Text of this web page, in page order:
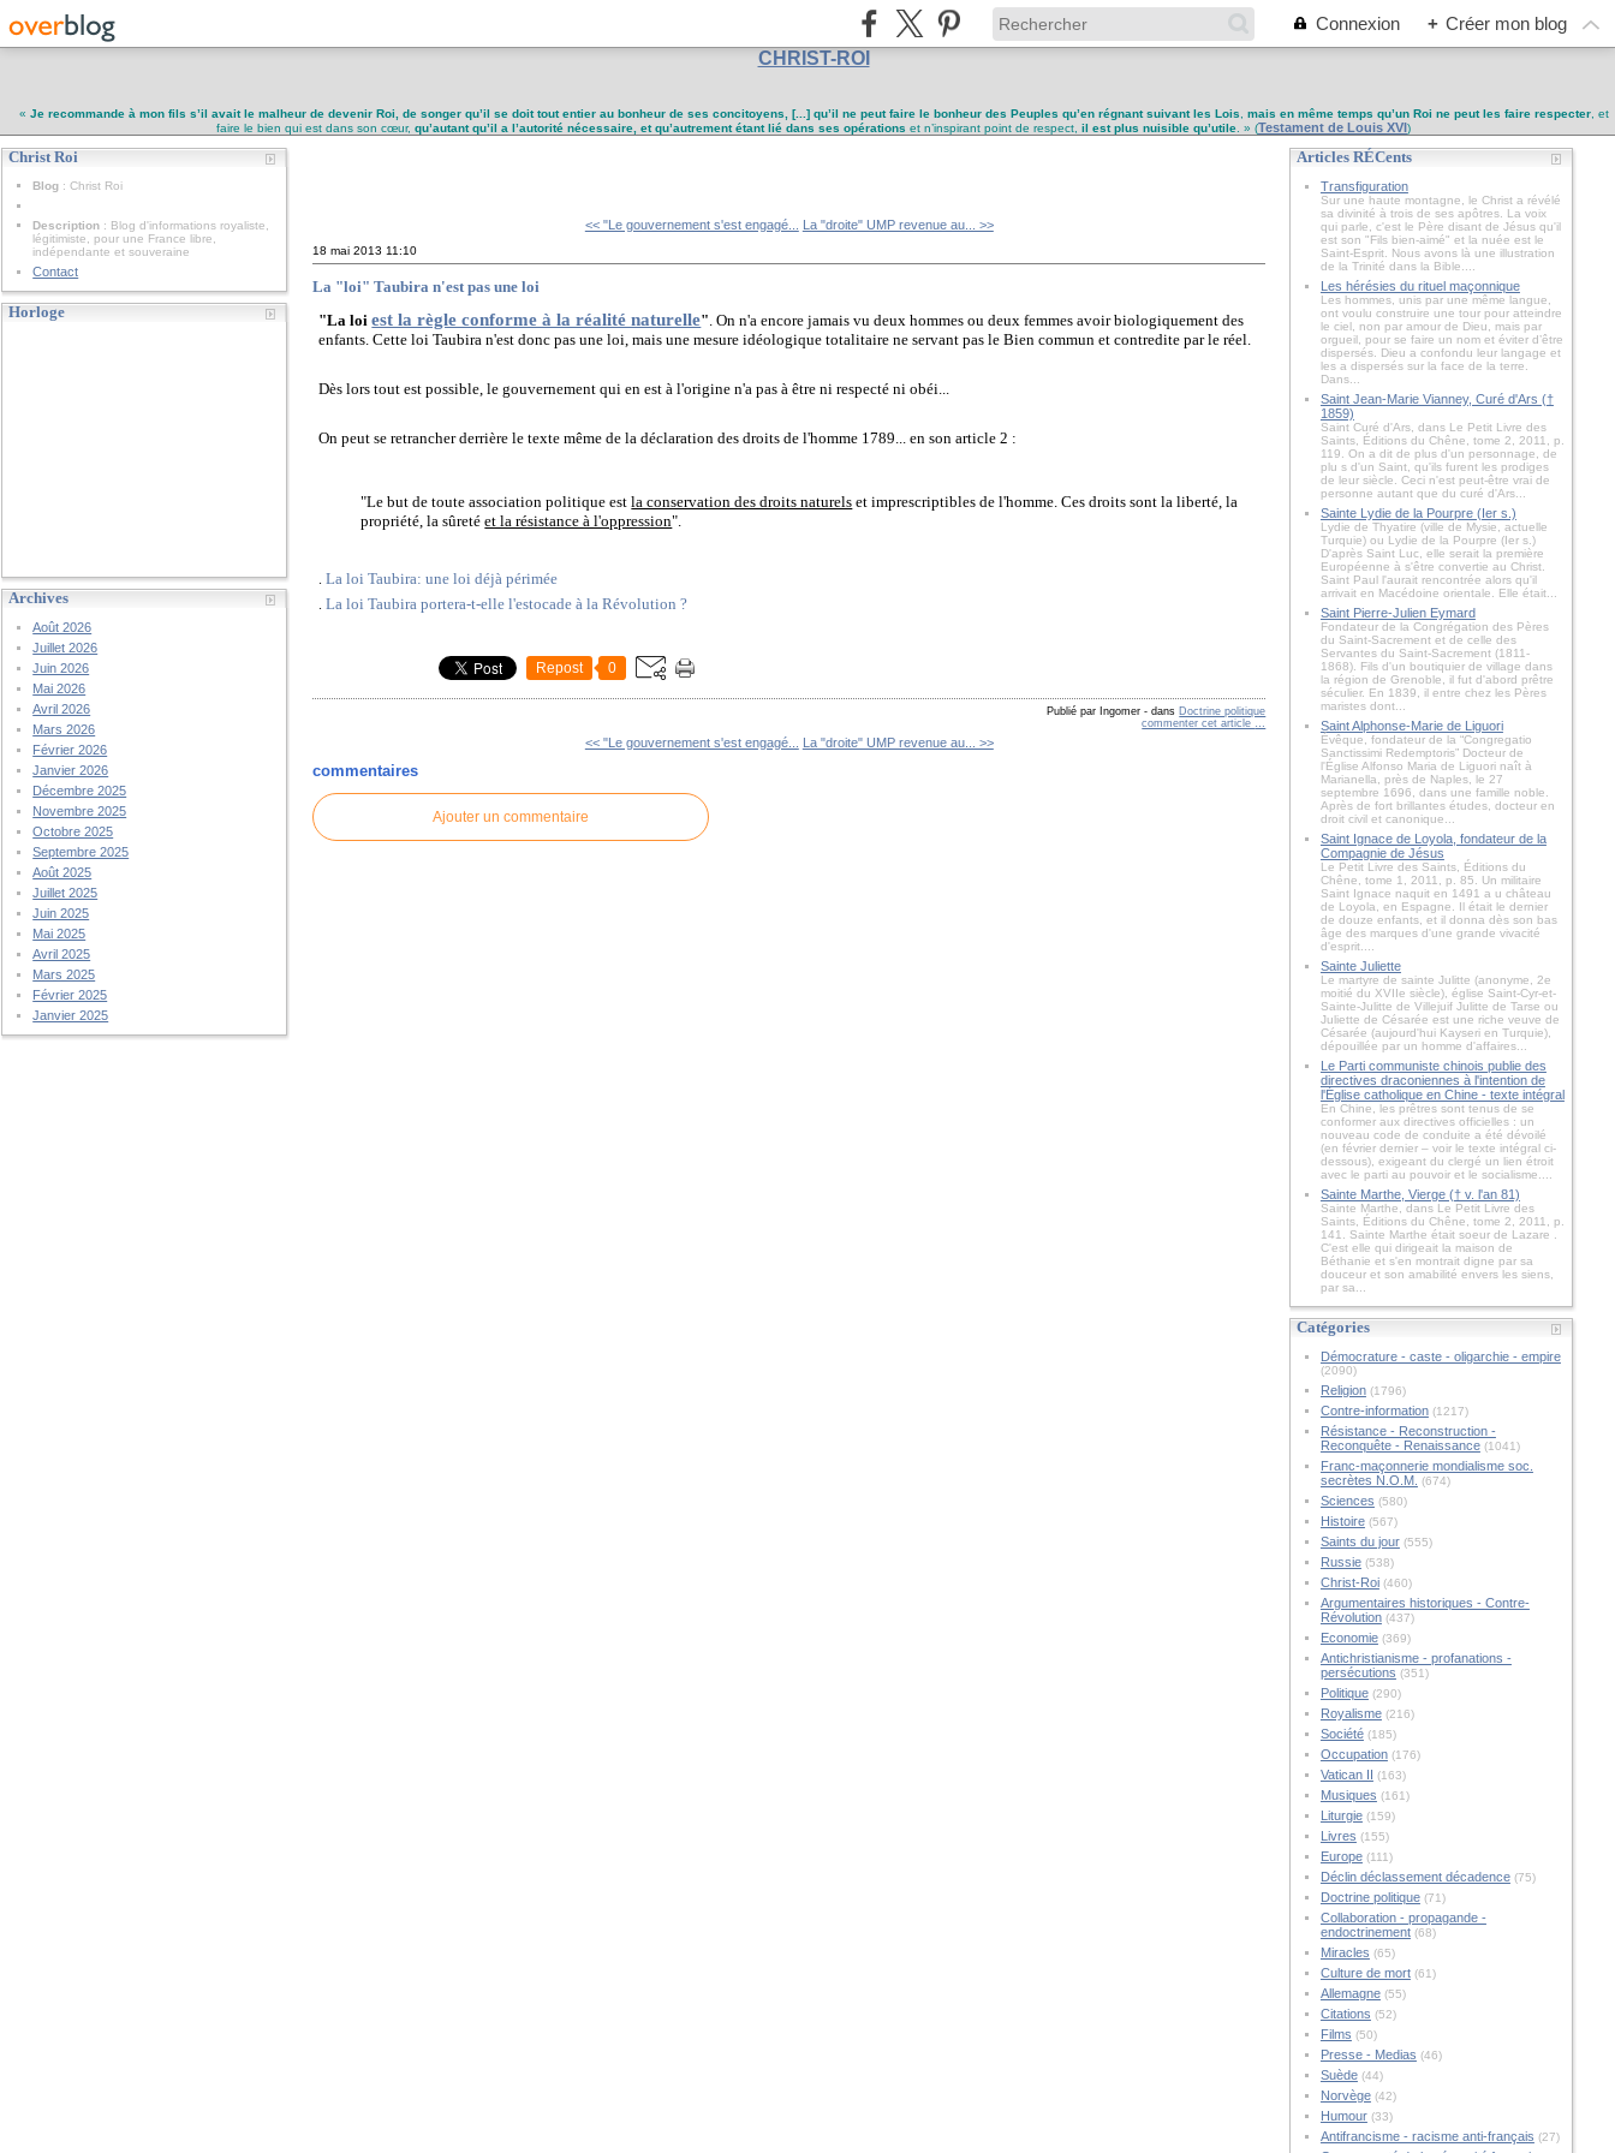
Connexion + Créer mon blog
CHRIST-ROI
« Je recommande à mon fils s’il avait le malheur de devenir Roi, de songer qu’il se doit tout entier au bonheur de ses concitoyens, [...] qu’il ne peut faire le bonheur des Peuples qu’en régnant suivant les Lois mais en même temps qu’un Roi ne peut les faire respecter, et
faire le bien qui est dans son cœur, qu’autant qu’il a l’autorité nécessaire, et qu’autrement étant lié dans ses opérations et n’inspirant point de respect, il est plus nuisible qu’utile . » (Testament de Louis XVI)
Christ Roi
Blog : Christ Roi
Description : Blog d'informations royaliste,
légitimiste, pour une France libre,
indépendante et souveraine
Contact
Horloge
Archives
Août 2026
Juillet 2026
Juin 2026
Mai 2026
Avril 2026
Mars 2026
Février 2026
Janvier 2026
Décembre 2025
Novembre 2025
Octobre 2025
Septembre 2025
Août 2025
Juillet 2025
Juin 2025
Mai 2025
Avril 2025
Mars 2025
Février 2025
Janvier 2025
<< "Le gouvernement s'est engagé... La "droite" UMP revenue au... >>
18 mai 2013 11:10
La "loi" Taubira n'est pas une loi
"La loiest la règle conforme à la réalité naturelle" On n'a encore jamais vu deux hommes ou deux femmes avoir biologiquement des
enfants. Cette loi Taubira n'est donc pas une loi, mais une mesure idéologique totalitaire ne servant pas le Bien commun et contredite par le réel.
Dès lors tout est possible, le gouvernement qui en est à l'origine n'a pas à être ni respecté ni obéi...
On peut se retrancher derrière le texte même de la déclaration des droits de l'homme 1789... en son article 2 :
"Le but de toute association politique estla conservation des droits naturels et imprescriptibles de l'homme. Ces droits sont la liberté, la
propriété, la sûretéet la résistance à l'oppression".
.La loi Taubira: une loi déjà périmée
.La loi Taubira portera-t-elle l'estocade à la Révolution ?
Repost 0
Publié par Ingomer - dans Doctrine politique
commenter cet article
<< "Le gouvernement s'est engagé... La "droite" UMP revenue au... >>
commentaires
Ajouter un commentaire
Articles RÉCents
Transfiguration
Sur une haute montagne, le Christ a révélé
sa divinité à trois de ses apôtres. La voix
qui parle, c'est le Père disant de Jésus qu'il
est son "Fils bien-aimé" et la nuée est le
Saint-Esprit. Nous avons là une illustration
de la Trinité dans la Bible....
Les hérésies du rituel maçonnique
Les hommes, unis par une même langue,
ont voulu construire une tour pour atteindre
le ciel, non par amour de Dieu, mais par
orgueil, pour se faire un nom et éviter d’être
dispersés. Dieu a confondu leur langage et
les a dispersés sur la face de la terre.
Dans...
Saint Jean-Marie Vianney, Curé d'Ars (†
1859)
Saint Curé d'Ars, dans Le Petit Livre des
Saints, Éditions du Chêne, tome 2, 2011, p.
119. On a dit de plus d'un personnage, de
plu s d'un Saint, qu'ils furent les prodiges
de leur siècle. Ceci n'est peut-être vrai de
personne autant que du curé d'Ars...
Sainte Lydie de la Pourpre (Ier s.)
Lydie de Thyatire (ville de Mysie, actuelle
Turquie) ou Lydie de la Pourpre (Ier s.)
D'après Saint Luc, elle serait la première
Européenne à s'être convertie au Christ.
Saint Paul l'aurait rencontrée alors qu'il
arrivait en Macédoine orientale. Elle était...
Saint Pierre-Julien Eymard
Fondateur de la Congrégation des Pères
du Saint-Sacrement et de celle des
Servantes du Saint-Sacrement (1811-
1868). Fils d'un boutiquier de village dans
la région de Grenoble, il fut d'abord prêtre
séculier. En 1839, il entre chez les Pères
maristes dont...
Saint Alphonse-Marie de Liguori
Évêque, fondateur de la “Congregatio
Sanctissimi Redemptoris” Docteur de
l'Église Alfonso Maria de Liguori naît à
Marianella, près de Naples, le 27
septembre 1696, dans une famille noble.
Après de fort brillantes études, docteur en
droit civil et canonique...
Saint Ignace de Loyola, fondateur de la
Compagnie de Jésus
Le Petit Livre des Saints, Éditions du
Chêne, tome 1, 2011, p. 85. Un militaire
Saint Ignace naquit en 1491 a u château
de Loyola, en Espagne. Il était le dernier
de douze enfants, et il donna dès son bas
âge des marques d'une grande vivacité
d'esprit....
Sainte Juliette
Le martyre de sainte Julitte (anonyme, 2e
moitié du XVIIe siècle), église Saint-Cyr-et-
Sainte-Julitte de Villejuif Julitte de Tarse ou
Juliette de Césarée est une riche veuve de
Césarée (aujourd'hui Kayseri en Turquie),
dépouillée par un homme d'affaires...
Le Parti communiste chinois publie des
directives draconiennes à l'intention de
l'Église catholique en Chine - texte intégral
En Chine, les prêtres sont tenus de se
conformer aux directives officielles : un
nouveau code de conduite a été dévoilé
(en février dernier – voir le texte intégral ci-
dessous), exigeant du clergé un lien étroit
avec le parti au pouvoir et le socialisme....
Sainte Marthe, Vierge († v. l'an 81)
Sainte Marthe, dans Le Petit Livre des
Saints, Éditions du Chêne, tome 2, 2011, p.
141. Sainte Marthe était soeur de Lazare .
C'est elle qui dirigeait la maison de
Béthanie et s'en montrait digne par sa
douceur et son amabilité envers les siens,
par sa...
Catégories
Démocrature - caste - oligarchie - empire
(2090)
Religion(1796)
Contre-information(1217)
Résistance - Reconstruction -
Reconquête - Renaissance(1041)
Franc-maçonnerie mondialisme soc.
secrètes N.O.M. (674)
Sciences (580)
Histoire(567)
Saints du jour(555)
Russie(538)
Christ-Roi(460)
Argumentaires historiques - Contre-
Révolution(437)
Economie(369)
Antichristianisme - profanations -
persécutions (351)
Politique(290)
Royalisme(216)
Société(185)
Occupation(176)
Vatican II (163)
Musiques (161)
Liturgie(159)
Livres (155)
Europe(111)
Déclin déclassement décadence(75)
Doctrine politique(71)
Collaboration - propagande -
endoctrinement(68)
Miracles (65)
Culture de mort(61)
Allemagne(55)
Citations (52)
Films (50)
Presse - Medias (46)
Suède(44)
Norvège(42)
Humour(33)
Antifrancisme - racisme anti-français (27)